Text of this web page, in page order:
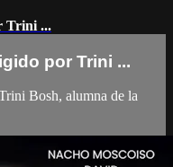
Trini ...
por Trini ...
Bosh, alumna de la